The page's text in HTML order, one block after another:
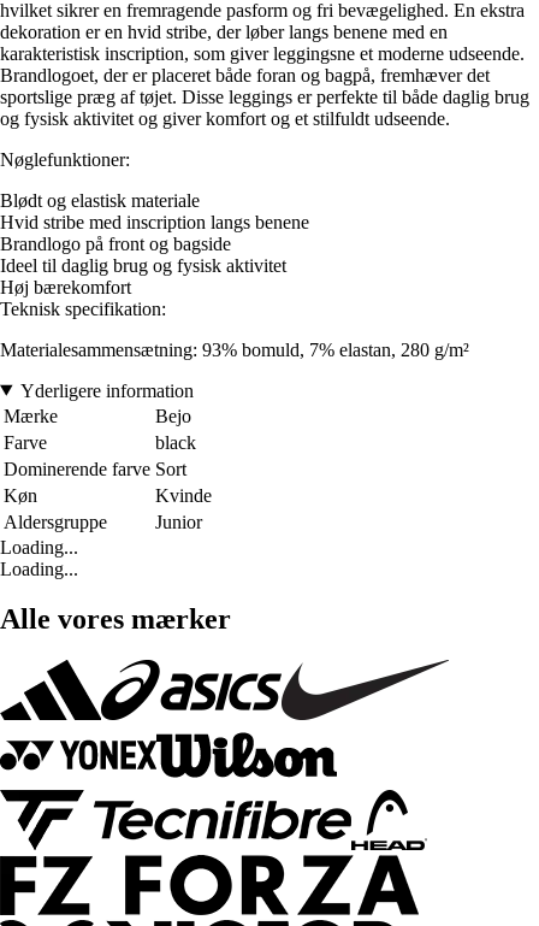
hvilket sikrer en fremragende pasform og fri bevægelighed. En ekstra
dekoration er en hvid stribe, der løber langs benene med en
karakteristisk inscription, som giver leggingsne et moderne udseende.
Brandlogoet, der er placeret både foran og bagpå, fremhæver det
sportslige præg af tøjet. Disse leggings er perfekte til både daglig brug
og fysisk aktivitet og giver komfort og et stilfuldt udseende.
Nøglefunktioner:
Blødt og elastisk materiale
Hvid stribe med inscription langs benene
Brandlogo på front og bagside
Ideel til daglig brug og fysisk aktivitet
Høj bærekomfort
Teknisk specifikation:
Materialesammensætning: 93% bomuld, 7% elastan, 280 g/m²
Yderligere information
Mærke
Bejo
Farve
black
Dominerende farve Sort
Køn
Kvinde
Aldersgruppe
Junior
Loading...
Loading...
Alle vores mærker